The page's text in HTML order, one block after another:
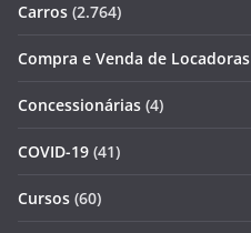
Carros (2.764)
Compra e Venda de Locadoras
Concessionárias (4)
COVID-19 (41)
Cursos (60)